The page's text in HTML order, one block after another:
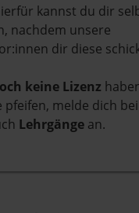
kannst du dir
nachdem unsere
dir diese
keine Lizenz
pfeifen, melde dich
Lehrgänge an.